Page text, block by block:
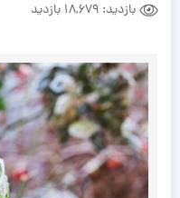
بازدید: 18,679 بازدید